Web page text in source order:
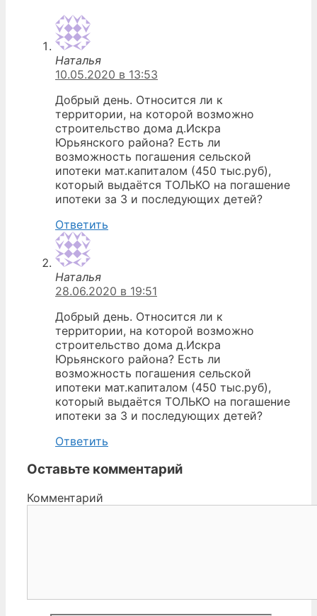
Наталья
10.05.2020 в 13:53
Добрый день. Относится ли к
территории, на которой возможно
строительство дома д.Искра
Юрьянского района? Есть ли
возможность погашения сельской
ипотеки мат.капиталом (450 тыс.руб),
который выдаётся ТОЛЬКО на погашение
ипотеки за 3 и последующих детей?
Ответить
Наталья
28.06.2020 в 19:51
Добрый день. Относится ли к
территории, на которой возможно
строительство дома д.Искра
Юрьянского района? Есть ли
возможность погашения сельской
ипотеки мат.капиталом (450 тыс.руб),
который выдаётся ТОЛЬКО на погашение
ипотеки за 3 и последующих детей?
Ответить
Оставьте комментарий
Комментарий